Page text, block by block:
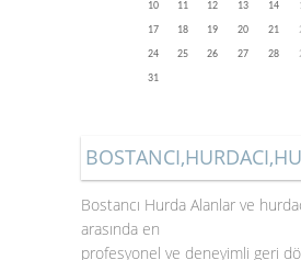
10
11 12 13 14
17
18 19 20 21
24
25 26 27 28
31
Bostancı Hurda Alanlar ve
arasında en
profesyonel ve deneyimli geri